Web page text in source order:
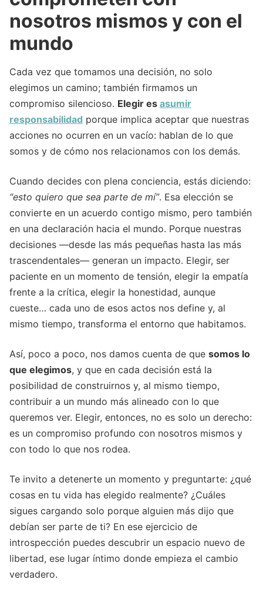
nosotros mismos y con el
mundo
Cada vez que tomamos una decisión, no solo
elegimos un camino; también firmamos un
compromiso silencioso. Elegir es asumir
responsabilidad porque implica aceptar que nuestras
acciones no ocurren en un vacío: hablan de lo que
somos y de cómo nos relacionamos con los demás.
Cuando decides con plena conciencia, estás diciendo:
“esto quiero que sea parte de mí”. Esa elección se
convierte en un acuerdo contigo mismo, pero también
en una declaración hacia el mundo. Porque nuestras
decisiones —desde las más pequeñas hasta las más
trascendentales— generan un impacto. Elegir, ser
paciente en un momento de tensión, elegir la empatía
frente a la crítica, elegir la honestidad, aunque
cueste… cada uno de esos actos nos define y, al
mismo tiempo, transforma el entorno que habitamos.
Así, poco a poco, nos damos cuenta de que somos lo
que elegimos, y que en cada decisión está la
posibilidad de construirnos y, al mismo tiempo,
contribuir a un mundo más alineado con lo que
queremos ver. Elegir, entonces, no es solo un derecho:
es un compromiso profundo con nosotros mismos y
con todo lo que nos rodea.
Te invito a detenerte un momento y preguntarte: ¿qué
cosas en tu vida has elegido realmente? ¿Cuáles
sigues cargando solo porque alguien más dijo que
debían ser parte de ti? En ese ejercicio de
introspección puedes descubrir un espacio nuevo de
libertad, ese lugar íntimo donde empieza el cambio
verdadero.